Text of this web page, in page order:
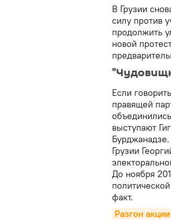
В Грузии
силу против
продолжить
новой
Если
правящей
выступают
Грузии
До ноября
факт.
Разгон